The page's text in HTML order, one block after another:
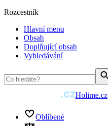
Rozcestník
Hlavní menu
Obsah
Doplňující obsah
Vyhledávání
Holime.cz
Oblíbené